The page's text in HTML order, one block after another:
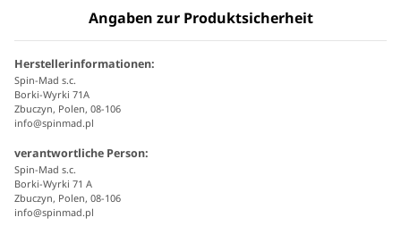
Angaben zur Produktsicherheit
Herstellerinformationen:
Spin-Mad s.c.
Borki-Wyrki 71A
Zbuczyn, Polen, 08-106
info@spinmad.pl
verantwortliche Person:
Spin-Mad s.c.
Borki-Wyrki 71 A
Zbuczyn, Polen, 08-106
info@spinmad.pl